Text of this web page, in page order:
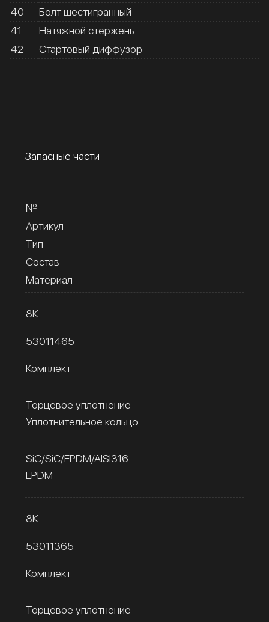
40
Болт шестигранный
41
Натяжной стержень
42
Стартовый диффузор
Запасные части
№
Артикул
Тип
Состав
Материал
8К
53011465
Комплект
Торцевое уплотнение
Уплотнительное кольцо
SiC/SiC/EPDM/AISI316
EPDM
8К
53011365
Комплект
Торцевое уплотнение